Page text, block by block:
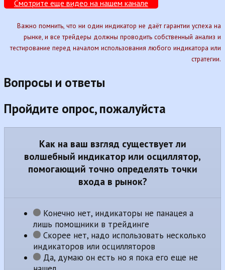
Смотрите еще видео на нашем канале
Важно помнить, что ни один индикатор не даёт гарантии успеха на
рынке, и все трейдеры должны проводить собственный анализ и
тестирование перед началом использования любого индикатора или
стратегии.
Вопросы и ответы
Пройдите опрос, пожалуйста
Как на ваш взгляд существует ли
волшебный индикатор или осциллятор,
помогающий точно определять точки
входа в рынок?
Конечно нет, индикаторы не панацея а
лишь помощники в трейдинге
Скорее нет, надо использовать несколько
индикаторов или осцилляторов
Да, думаю он есть но я пока его еще не